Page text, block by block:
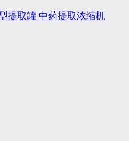
提取罐 中药提取浓缩机